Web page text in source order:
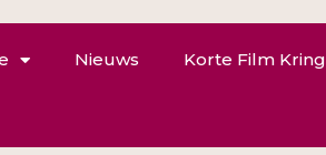
Nieuws Korte Film Kring